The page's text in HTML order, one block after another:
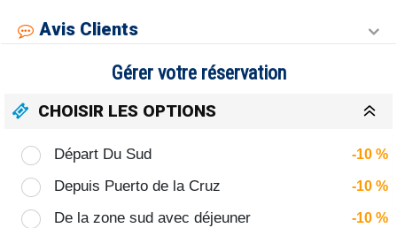
Avis Clients
Gérer votre réservation
CHOISIR LES OPTIONS
Départ Du Sud -10 %
Depuis Puerto de la Cruz -10 %
De la zone sud avec déjeuner -10 %